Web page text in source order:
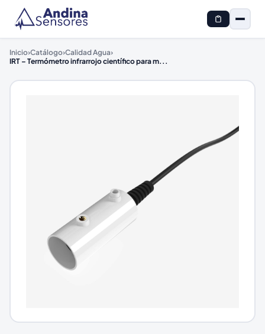
Inicio›Catálogo›Calidad Agua›
IRT – Termómetro infrarrojo científico para m...